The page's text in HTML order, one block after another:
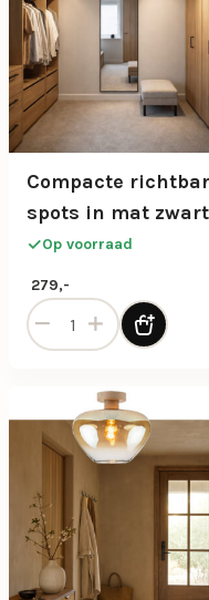
Compacte
spots in mat zwart
Op voorraad
279,-
Compacte richtbare